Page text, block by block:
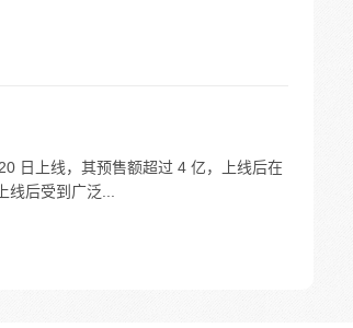
日上线，其预售额超过 4 亿，上线后在
后受到广泛...